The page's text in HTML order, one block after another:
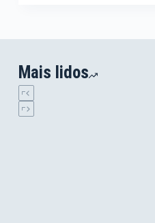
Mais lidos